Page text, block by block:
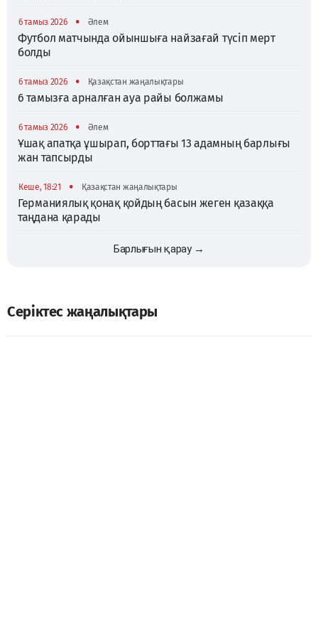
6 тамыз 2026 • Әлем
Футбол матчында ойыншыға найзағай түсіп мерт
болды
6 тамыз 2026 • Қазақстан жаңалықтары
6 тамызға арналған ауа райы болжамы
6 тамыз 2026 • Әлем
Ұшақ апатқа ұшырап, борттағы 13 адамның барлығы
жан тапсырды
Кеше, 18:21 • Қазақстан жаңалықтары
Германиялық қонақ қойдың басын жеген қазаққа
таңдана қарады
Барлығын қарау →
Серіктес жаңалықтары